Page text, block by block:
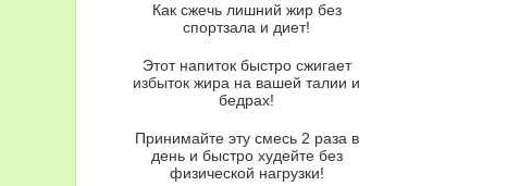
Суп-крем из цветной капусты
Французский луковый суп
Суп из баклажанов с моцареллой
Грибной крем-суп с кростини с
козьим сыром
Как сжечь лишний жир без
спортзала и диет!
Этот напиток быстро сжигает
избыток жира на вашей талии и
бедрах!
Принимайте эту смесь 2 раза в
день и быстро худейте без
физической нагрузки!